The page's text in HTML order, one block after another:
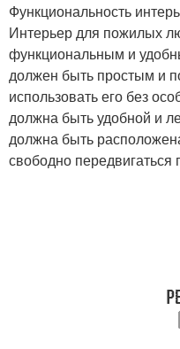
Функциональность
Интерьер для пожилых
функциональным и
должен быть простым и
использовать его без
должна быть удобной и
должна быть
свободно передвигаться